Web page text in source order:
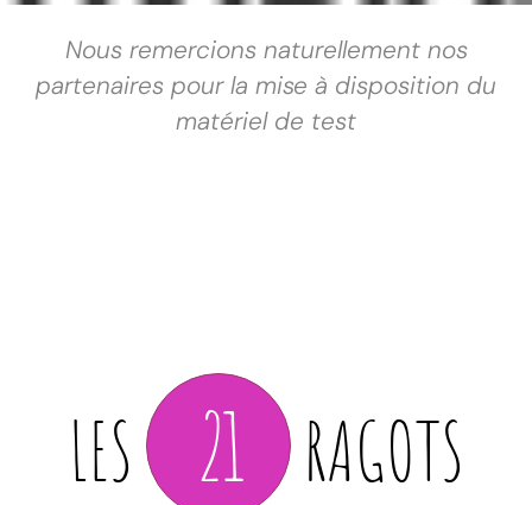
Nous remercions naturellement nos
partenaires pour la mise à disposition du
matériel de test
LES 21 RAGOTS